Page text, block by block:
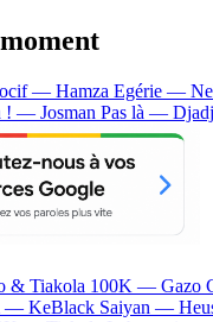
— Hamza Egérie —
! — Josman Pas là —
& Tiakola 100K — Gazo
— KeBlack Saiyan —